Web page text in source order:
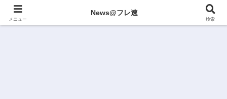
メニュー
News@フレ速
検索